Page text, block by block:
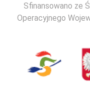
Sfinansowano ze
Operacyjnego